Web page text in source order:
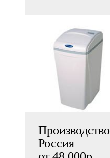
Производство
Россия